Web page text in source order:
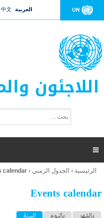
UN العربية 中文
اللاجئون
ت
ر
ل
ح
ب

أنت
هنا
الرئيسية › الجدول الزمني ›
calendar
Events calendar